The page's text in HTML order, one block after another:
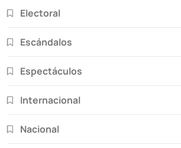
Electoral
Escándalos
Espectáculos
Internacional
Nacional